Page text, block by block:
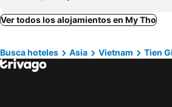
Ver todos los alojamientos en My Tho
Busca hoteles Asia Vietnam Tien